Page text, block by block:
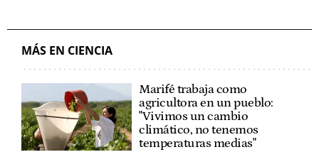
MÁS EN CIENCIA
Marifé trabaja como
agricultora en un pueblo:
"Vivimos un cambio
climático, no tenemos
temperaturas medias"